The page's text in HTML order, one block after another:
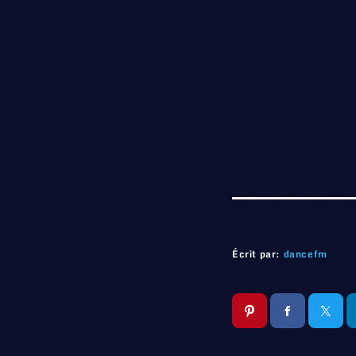
Écrit par: dancefm